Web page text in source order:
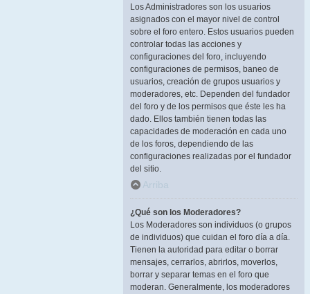
Los Administradores son los usuarios
asignados con el mayor nivel de control
sobre el foro entero. Estos usuarios pueden
controlar todas las acciones y
configuraciones del foro, incluyendo
configuraciones de permisos, baneo de
usuarios, creación de grupos usuarios y
moderadores, etc. Dependen del fundador
del foro y de los permisos que éste les ha
dado. Ellos también tienen todas las
capacidades de moderación en cada uno
de los foros, dependiendo de las
configuraciones realizadas por el fundador
del sitio.
Arriba
¿Qué son los Moderadores?
Los Moderadores son individuos (o grupos
de individuos) que cuidan el foro día a día.
Tienen la autoridad para editar o borrar
mensajes, cerrarlos, abrirlos, moverlos,
borrar y separar temas en el foro que
moderan. Generalmente, los moderadores